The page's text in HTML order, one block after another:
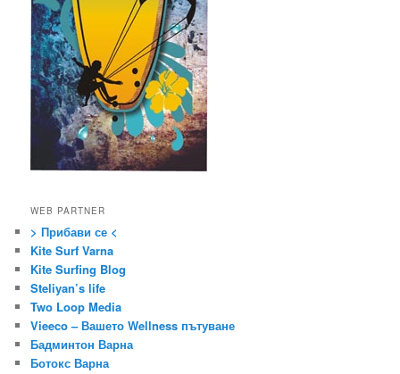
WEB PARTNER
> Прибави се <
Kite Surf Varna
Kite Surfing Blog
Steliyan’s life
Two Loop Media
Vieeco – Вашето Wellness пътуване
Бадминтон Варна
Ботокс Варна